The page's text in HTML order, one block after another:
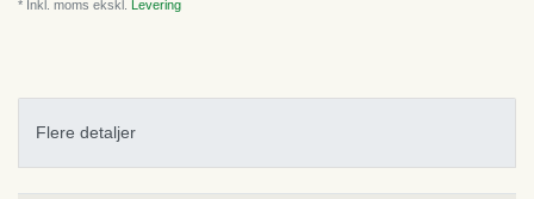
* Inkl. moms ekskl. Levering
Flere detaljer